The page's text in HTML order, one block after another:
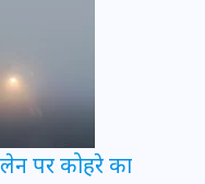
पर कोहरे का